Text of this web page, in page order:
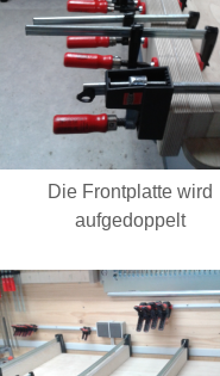
Die Frontplatte wird
aufgedoppelt